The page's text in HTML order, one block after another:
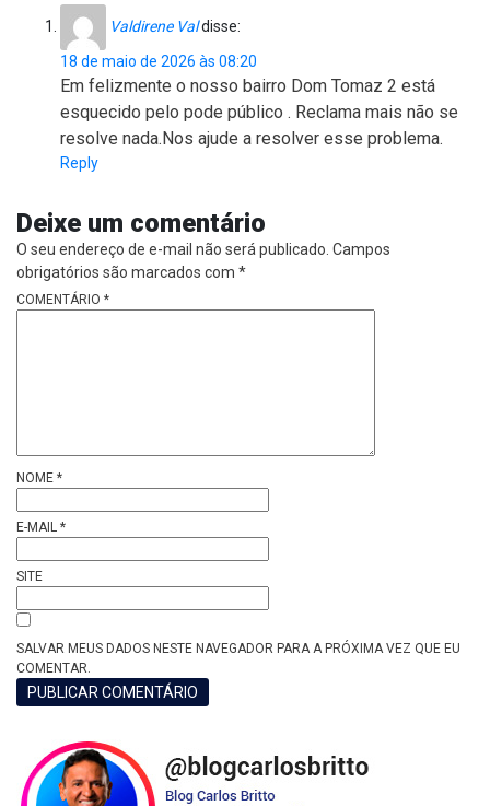
Valdirene Valdisse:
18 de maio de 2026 às 08:20
Em felizmente o nosso bairro Dom Tomaz 2 está
esquecido pelo pode público . Reclama mais não se
resolve nada.Nos ajude a resolver esse problema.
Reply
Deixe um comentário
O seu endereço de e-mail não será publicado. Campos
obrigatórios são marcados com *
COMENTÁRIO *
NOME *
E-MAIL *
SITE
SALVAR MEUS DADOS NESTE NAVEGADOR PARA A PRÓXIMA VEZ QUE EU
COMENTAR.